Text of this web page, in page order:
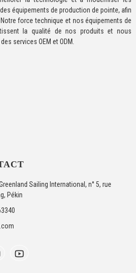
équipements de production de pointe, afin
force technique et nos équipements de
la qualité de nos produits et nous
services OEM et ODM.
Sailing International, n° 5, rue
Pékin